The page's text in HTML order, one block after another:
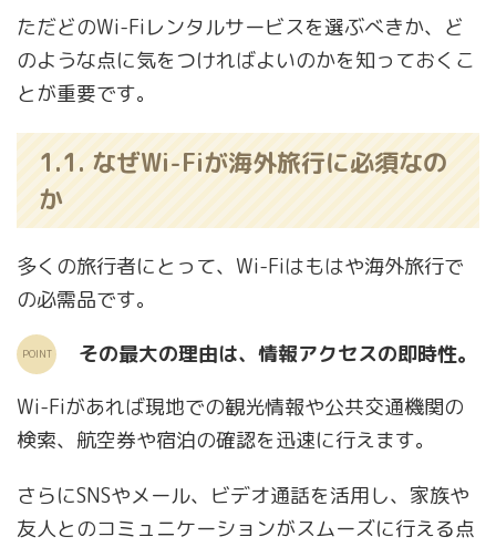
ただどのWi-Fiレンタルサービスを選ぶべきか、ど
のような点に気をつければよいのかを知っておくこ
とが重要です。
1.1. なぜWi-Fiが海外旅行に必須なの
か
多くの旅行者にとって、Wi-Fiはもはや海外旅行で
の必需品です。
その最大の理由は、情報アクセスの即時性。
Wi-Fiがあれば現地での観光情報や公共交通機関の
検索、航空券や宿泊の確認を迅速に行えます。
さらにSNSやメール、ビデオ通話を活用し、家族や
友人とのコミュニケーションがスムーズに行える点